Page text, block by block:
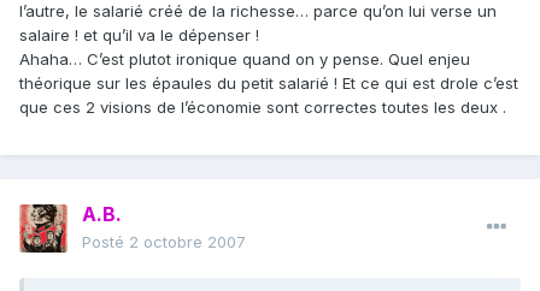
l’autre, le salarié créé de la richesse… parce qu’on lui verse un
salaire ! et qu’il va le dépenser !
Ahaha… C’est plutot ironique quand on y pense. Quel enjeu
théorique sur les épaules du petit salarié ! Et ce qui est drole c’est
que ces 2 visions de l’économie sont correctes toutes les deux .
A.B.
Posté 2 octobre 2007